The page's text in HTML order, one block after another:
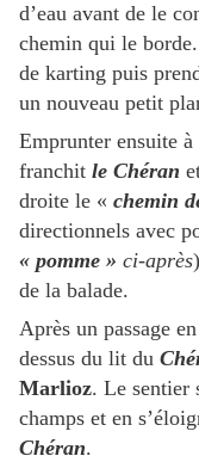
d’eau avant de le
chemin qui le
de karting puis
un nouveau petit
Emprunter ensuite
franchit le Chéran
droite le « chemin
directionnels avec
« pomme » ci-après
de la balade.
Après un passage
dessus du lit du
Marlioz. Le sentier
champs et en
Chéran.